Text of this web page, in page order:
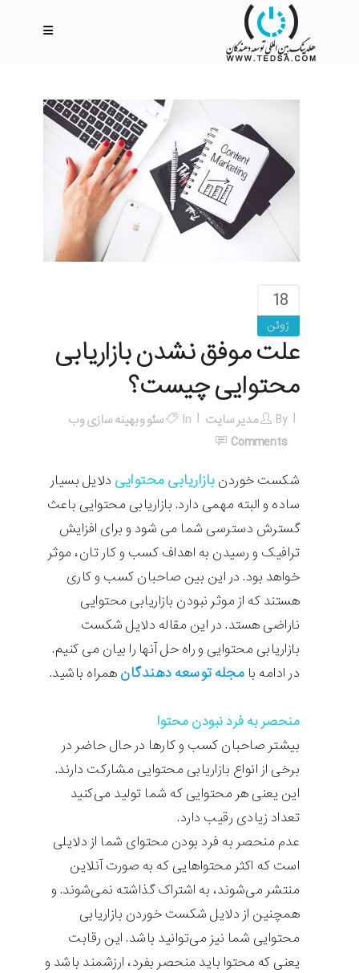
18
ژوئن
علت موفق نشدن بازاریابی
محتوایی چیست؟
By مدیر سایت In
سئو و بهینه سازی وب
Comments
شکست خوردن بازاریابی محتوایی دلایل بسیار
ساده و البته مهمی دارد. بازاریابی محتوایی باعث
گسترش دسترسی شما می شود و برای افزایش
ترافیک و رسیدن به اهداف کسب و کار تان، موثر
خواهد بود. در این بین صاحبان کسب و کاری
هستند که از موثر نبودن بازاریابی محتوایی
ناراضی هستد. در این مقاله دلایل شکست
بازاریابی محتوایی و راه حل آنها را بیان می کنیم.
در ادامه با مجله توسعه دهندگان همراه باشید.
منحصر به فرد نبودن محتوا
بیشتر صاحبان کسب و کارها در حال حاضر در
برخی از انواع بازاریابی محتوایی مشارکت دارند.
این یعنی هر محتوایی که شما تولید می‌کنید
تعداد زیادی رقیب دارد.
عدم منحصر به فرد بودن محتوای شما از دلایلی
است که اکثر محتواهایی که به صورت آنلاین
منتشر می‌شوند، به اشتراک گذاشته نمی‌شوند. و
همچنین از دلایل شکست خوردن بازاریابی
محتوایی شما نیز می‌توانید باشد. این رقابت
یعنی که محتوا باید منحصر بفرد، ارزشمند باشد و